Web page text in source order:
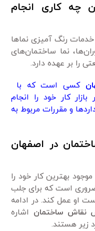
چه کاری انجام
خدمات رنگ آمیزی نماها
نما ساختمان‌های
را بر عهده دارد.
کسی است که با
کار خود را انجام
و مقررات مربوط به
در اصفهان
بهترین کار خود را
است که برای جلب
او عمل کند. در ادامه
ساختمان اشاره
زیر هستند.